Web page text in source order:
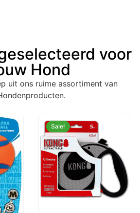
voor
Hond
uit ons ruime assortiment van
Sale!